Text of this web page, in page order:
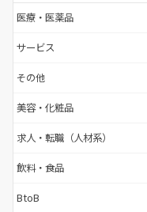
医療・医薬品
サービス
その他
美容・化粧品
求人・転職（人材系）
飲料・食品
BtoB